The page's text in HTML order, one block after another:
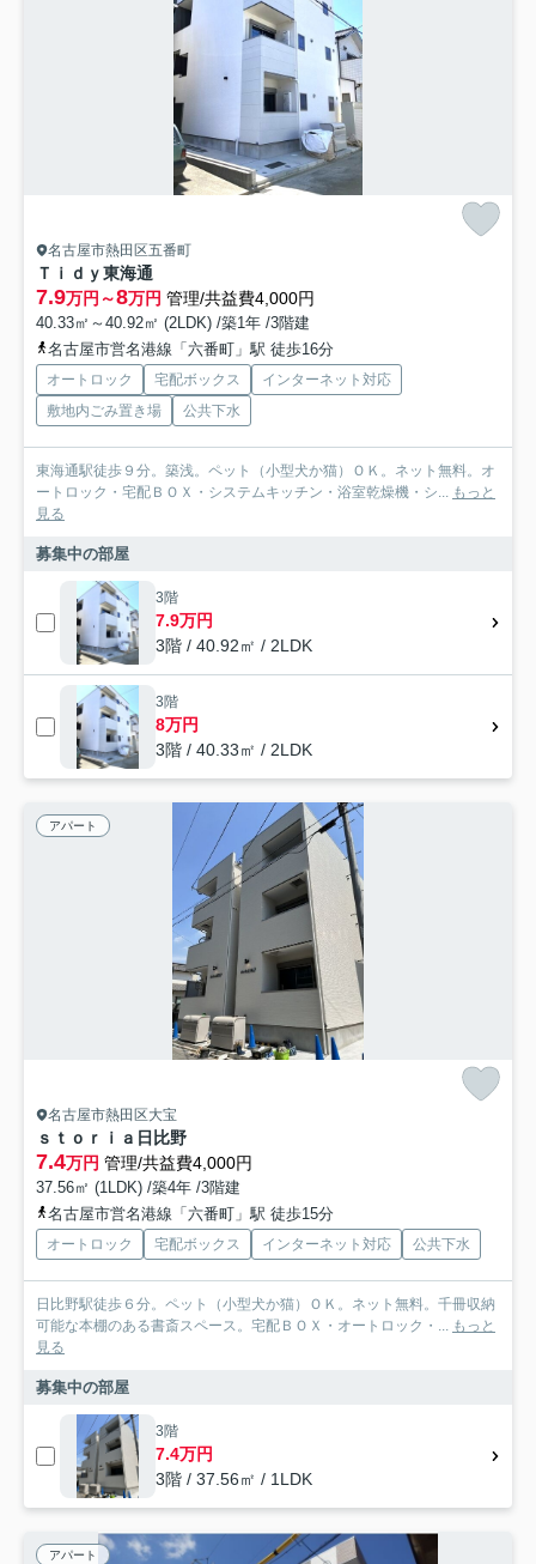
名古屋市熱田区五番町
Ｔｉｄｙ東海通
7.9万円～8万円 管理/共益費4,000円
40.33㎡～40.92㎡ (2LDK) /築1年 /3階建
名古屋市営名港線「六番町」駅 徒歩16分
オートロック 宅配ボックス
インターネット対応
敷地内ごみ置き場
公共下水
東海通駅徒歩９分。築浅。ペット（小型犬か猫）ＯＫ。ネット無料。オ
ートロック・宅配ＢＯＸ・システムキッチン・浴室乾燥機・シ... もっと
見る
募集中の部屋
3階
7.9万円
3階 / 40.92㎡ / 2LDK
3階
8万円
3階 / 40.33㎡ / 2LDK
アパート
名古屋市熱田区大宝
ｓｔｏｒｉａ日比野
7.4万円 管理/共益費4,000円
37.56㎡ (1LDK) /築4年 /3階建
名古屋市営名港線「六番町」駅 徒歩15分
オートロック 宅配ボックス インターネット対応 公共下水
日比野駅徒歩６分。ペット（小型犬か猫）ＯＫ。ネット無料。千冊収納
可能な本棚のある書斎スペース。宅配ＢＯＸ・オートロック・... もっと
見る
募集中の部屋
3階
7.4万円
3階 / 37.56㎡ / 1LDK
アパート